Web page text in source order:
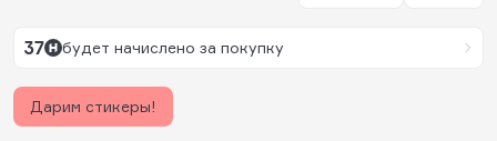
37 будет начислено за покупку
Дарим стикеры!